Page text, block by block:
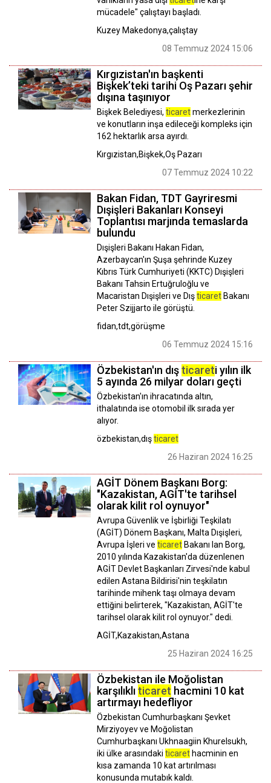
mücadele" çalıştayı başladı.
Kuzey Makedonya,çalıştay
08 Temmuz 2024 15:06
Kırgızistan'ın başkenti
Bişkek’teki tarihi Oş Pazarı şehir
dışına taşınıyor
Bişkek Belediyesi, ticaretmerkezlerinin
ve konutların inşa edileceği kompleks için
162 hektarlık arsa ayırdı.
Kırgızistan,Bişkek,Oş Pazarı
07 Temmuz 2024 10:22
Bakan Fidan, TDT Gayriresmi
Dışişleri Bakanları Konseyi
Toplantısı marjında temaslarda
bulundu
Dışişleri Bakanı Hakan Fidan,
Azerbaycan'ın Şuşa şehrinde Kuzey
Kıbrıs Türk Cumhuriyeti (KKTC) Dışişleri
Bakanı Tahsin Ertuğruloğlu ve
Macaristan Dışişleri ve Dışticaret Bakanı
Peter Szijjarto ile görüştü.
fidan,tdt,görüşme
06 Temmuz 2024 15:16
Özbekistan'ın dışticareti yılın ilk
5 ayında 26 milyar doları geçti
Özbekistan'ın ihracatında altın,
ithalatında ise otomobil ilk sırada yer
alıyor.
özbekistan,dışticaret
26 Haziran 2024 16:25
AGİT Dönem Başkanı Borg:
"Kazakistan, AGİT'te tarihsel
olarak kilit rol oynuyor"
Avrupa Güvenlik ve İşbirliği Teşkilatı
(AGİT) Dönem Başkanı, Malta Dışişleri,
Avrupa İşleri ve ticaret Bakanı Ian Borg,
2010 yılında Kazakistan'da düzenlenen
AGİT Devlet Başkanları Zirvesi'nde kabul
edilen Astana Bildirisi'nin teşkilatın
tarihinde mihenk taşı olmaya devam
ettiğini belirterek, "Kazakistan, AGİT'te
tarihsel olarak kilit rol oynuyor." dedi.
AGİT,Kazakistan,Astana
25 Haziran 2024 16:25
Özbekistan ile Moğolistan
karşılıklıticaret hacmini 10 kat
artırmayı hedefliyor
Özbekistan Cumhurbaşkanı Şevket
Mirziyoyev ve Moğolistan
Cumhurbaşkanı Ukhnaagiin Khurelsukh,
iki ülke arasındaki ticaret hacminin en
kısa zamanda 10 kat artırılması
konusunda mutabık kaldı.